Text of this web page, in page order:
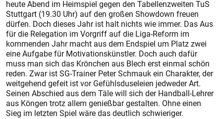
heute Abend im Heimspiel gegen den Tabellenzweiten TuS
Stuttgart (19.30 Uhr) auf den großen Showdown freuen
dürfen. Doch dieses Jahr ist halt nichts wie immer. Das Aus
für die Relegation im Vorgriff auf die Liga-Reform im
kommenden Jahr macht aus dem Endspiel um Platz zwei
eine Aufgabe für Motivationskünstler. Doch auch dafür
muss man sich das Krönchen aus Blech erst einmal schön
reden. Zwar ist SG-Trainer Peter Schmauk ein Charakter, der
weitgehend gefeit ist vor Gefühlsduseleien jedweder Art.
Seinen Abschied aus dem Täle will sich der Handball-Lehrer
aus Köngen trotz allem genießbar gestalten. Ohne einen
Sieg im letzten Spiel wäre das deutlich schwieriger.